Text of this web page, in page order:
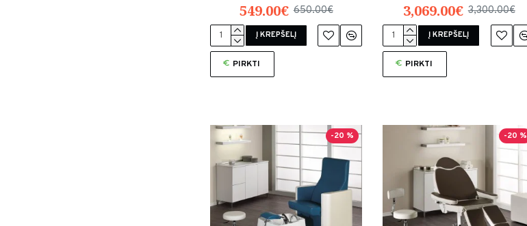
549.00€ 650.00€
Į KREPŠELĮ
PIRKTI
3,069.00€ 3,300.00€
Į KREPŠELĮ
PIRKTI
-20 % -20 %